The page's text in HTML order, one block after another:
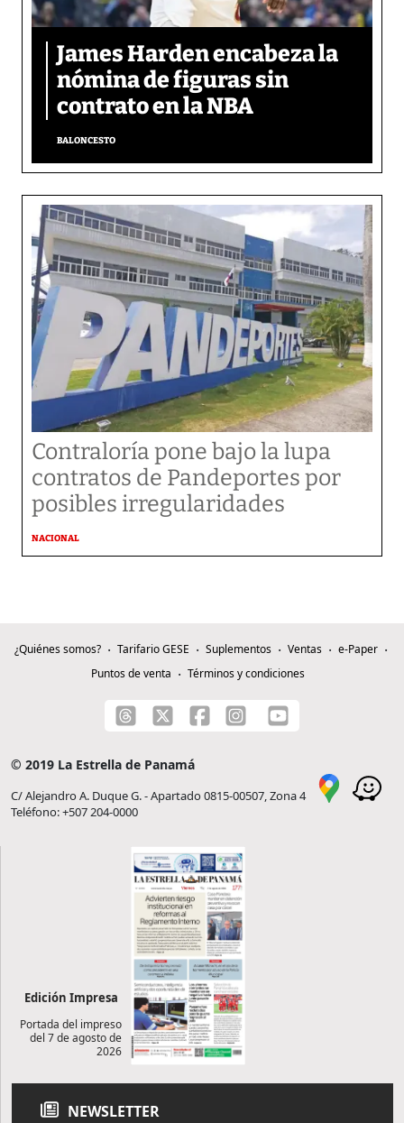
James Harden encabeza la
nómina de figuras sin
contrato en la NBA
BALONCESTO
Contraloría pone bajo la lupa
contratos de Pandeportes por
posibles irregularidades
NACIONAL
¿Quiénes somos? Tarifario GESE Suplementos Ventas
e-Paper
Puntos de venta
Términos y condiciones
© 2019 La Estrella de Panamá
C/ Alejandro A. Duque G. - Apartado 0815-00507, Zona 4
Teléfono: +507 204-0000
Edición Impresa
Portada del impreso
del 7 de agosto de
2026
NEWSLETTER